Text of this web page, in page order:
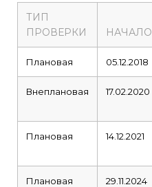
ТИП
ПРОВЕРКИ
НАЧАЛО
Плановая 05.12.2018
Внеплановая 17.02.2020
Плановая 14.12.2021
Плановая 29.11.2024